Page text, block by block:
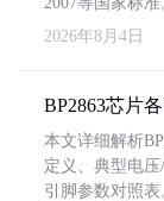
2026年8月4日
BP2863芯片
本文详细解析
定义、典型电
引脚参数对照